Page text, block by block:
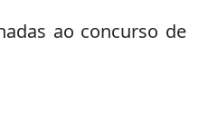
ao concurso de